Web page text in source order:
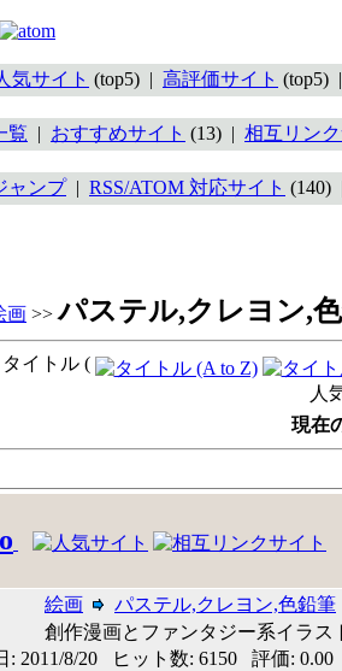
気サイト (top5) | 高評価サイト (top5) |
覧 | おすすめサイト (13) | 相互リン
ャンプ| RSS/ATOM 対応サイト (140)
画 >>パステル,クレヨン,
イトル (
人
現在
絵画 パステル,クレヨン,色鉛筆
創作漫画とファンタジー系イラス
: 2011/8/20 ヒット数: 6150 評価: 0.00